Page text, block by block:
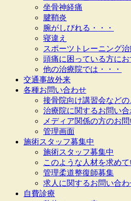
坐骨神経痛
腱鞘炎
腕がしびれる・・・
寝違え
スポーツトレーニング治
頭痛に困っている方にお
他の治療院では・・・
交通事故外来
各種お問い合わせ
接骨院向け講習会など
治療院に関するお問い
メディア関係の方のお
管理画面
施術スタッフ募集中
施術スタッフ募集中
このような人材を求め
管理柔道整復師募集
求人に関するお問い合わ
自費診療